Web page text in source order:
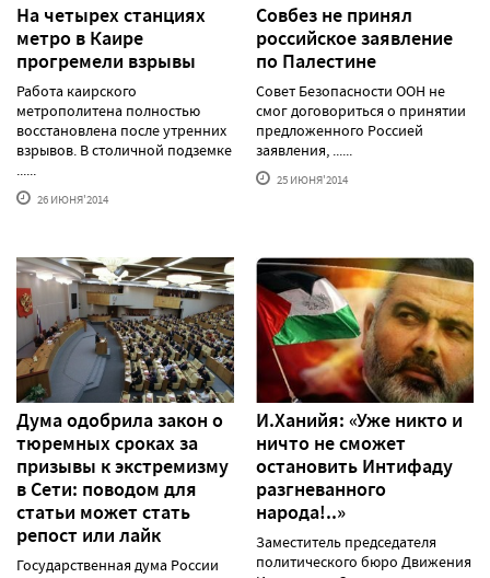
На четырех станциях
метро в Каире
прогремели взрывы
Работа каирского
метрополитена полностью
восстановлена после утренних
взрывов. В столичной подземке
......
26 ИЮНЯ'2014
Совбез не принял
российское заявление
по Палестине
Совет Безопасности ООН не
смог договориться о принятии
предложенного Россией
заявления, ......
25 ИЮНЯ'2014
Дума одобрила закон о
тюремных сроках за
призывы к экстремизму
в Сети: поводом для
статьи может стать
репост или лайк
Государственная дума России
И.Ханийя: «Уже никто и
ничто не сможет
остановить Интифаду
разгневанного
народа!..»
Заместитель председателя
политического бюро Движения